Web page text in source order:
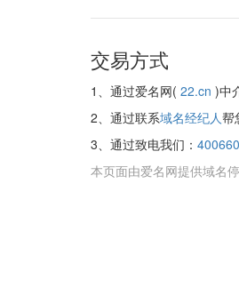
交易方式
1、通过爱名网( 22.cn )中
2、通过联系域名经纪人帮
3、通过致电我们：
本页面由爱名网提供域名